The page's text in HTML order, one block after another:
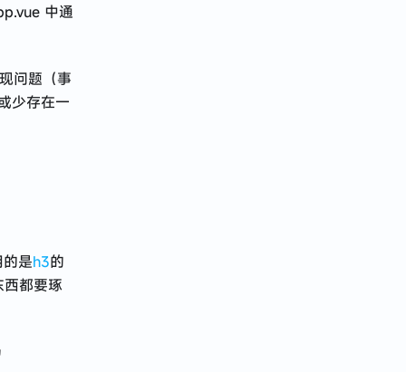
中通
问题（事
少存在一
是h3的
都要琢